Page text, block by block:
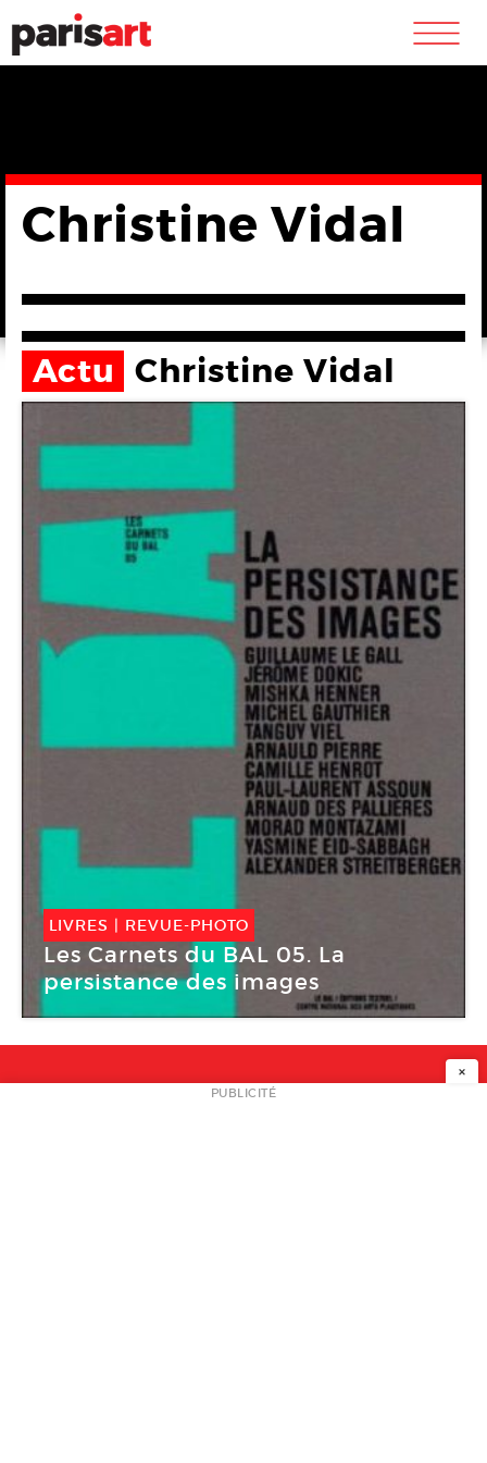
m
Christine Vidal
Actu Christine Vidal
LIVRES | REVUE-PHOTO
Les Carnets du BAL 05. La
persistance des images
NEWSLETTER
×
PUBLICITÉ